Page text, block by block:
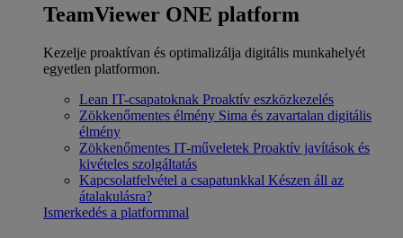
TeamViewer ONE platform
Kezelje proaktívan és optimalizálja digitális munkahelyét
egyetlen platformon.
Lean IT-csapatoknak Proaktív eszközkezelés
Zökkenőmentes élmény Sima és zavartalan digitális
élmény
Zökkenőmentes IT-műveletek Proaktív javítások és
kivételes szolgáltatás
Kapcsolatfelvétel a csapatunkkal Készen áll az
átalakulásra?
Ismerkedés a platformmal